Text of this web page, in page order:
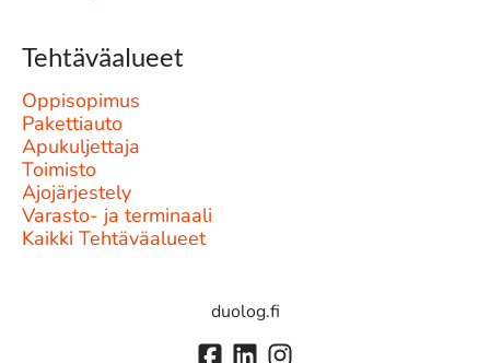
Tehtäväalueet
Oppisopimus
Pakettiauto
Apukuljettaja
Toimisto
Ajojärjestely
Varasto- ja terminaali
Kaikki Tehtäväalueet
duolog.fi